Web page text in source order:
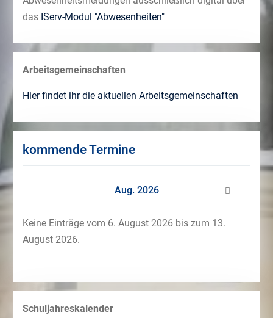
das IServ-Modul "Abwesenheiten"
Arbeitsgemeinschaften
Hier findet ihr die aktuellen Arbeitsgemeinschaften
kommende Termine
Aug. 2026
Keine Einträge vom 6. August 2026 bis zum 13.
August 2026.
Schuljahreskalender